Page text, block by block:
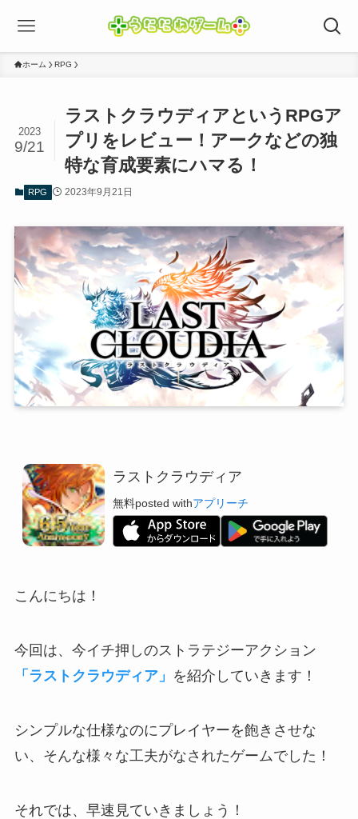
ホーム RPG
ラストクラウディアというRPGア
プリをレビュー！アークなどの独
特な育成要素にハマる！
2023
9/21
RPG 2023年9月21日
ラストクラウディア
無料posted withアプリーチ
こんにちは！
今回は、今イチ押しのストラテジーアクション
「ラストクラウディア」 を紹介していきます！
シンプルな仕様なのにプレイヤーを飽きさせな
い、そんな様々な工夫がなされたゲームでした！
それでは、早速見ていきましょう！